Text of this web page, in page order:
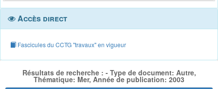
Accès direct
Fascicules du CCTG "travaux" en vigueur
Résultats de recherche : - Type de document: Autre,
Thématique: Mer, Année de publication: 2003